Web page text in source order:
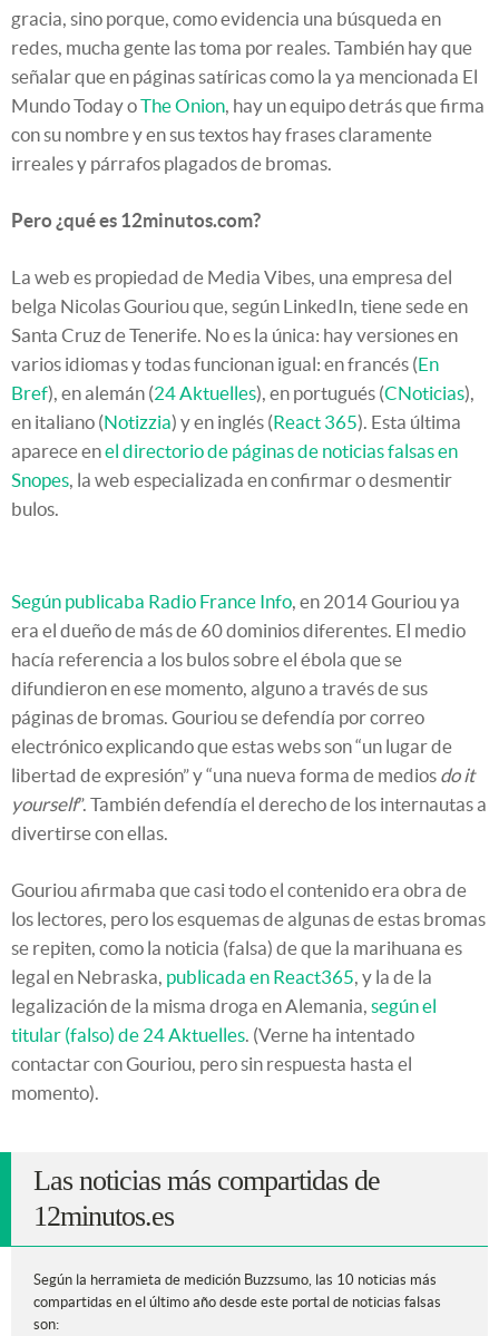
gracia, sino porque, como evidencia una búsqueda en
redes, mucha gente las toma por reales. También hay que
señalar que en páginas satíricas como la ya mencionada El
Mundo Today oThe Onion , hay un equipo detrás que firma
con su nombre y en sus textos hay frases claramente
irreales y párrafos plagados de bromas.
Pero ¿qué es 12minutos.com?
La web es propiedad de Media Vibes, una empresa del
belga Nicolas Gouriou que, según LinkedIn, tiene sede en
Santa Cruz de Tenerife. No es la única: hay versiones en
varios idiomas y todas funcionan igual: en francés (En
Bref), en alemán (24 Aktuelles), en portugués (CNoticias),
en italiano (Notizzia) y en inglés (React 365). Esta última
aparece enel directorio de páginas de noticias falsas en
Snopes , la web especializada en confirmar o desmentir
bulos.
Según publicaba Radio France Info , en 2014 Gouriou ya
era el dueño de más de 60 dominios diferentes. El medio
hacía referencia a los bulos sobre el ébola que se
difundieron en ese momento, alguno a través de sus
páginas de bromas. Gouriou se defendía por correo
electrónico explicando que estas webs son “un lugar de
libertad de expresión” y “una nueva forma de medios do it
yourself”. También defendía el derecho de los internautas a
divertirse con ellas.
Gouriou afirmaba que casi todo el contenido era obra de
los lectores, pero los esquemas de algunas de estas bromas
se repiten, como la noticia (falsa) de que la marihuana es
legal en Nebraska, publicada en React365 , y la de la
legalización de la misma droga en Alemania, según el
titular (falso) de 24 Aktuelles . (Verne ha intentado
contactar con Gouriou, pero sin respuesta hasta el
momento).
Las noticias más compartidas de
12minutos.es
Según la herramieta de medición Buzzsumo, las 10 noticias más
compartidas en el último año desde este portal de noticias falsas
son: